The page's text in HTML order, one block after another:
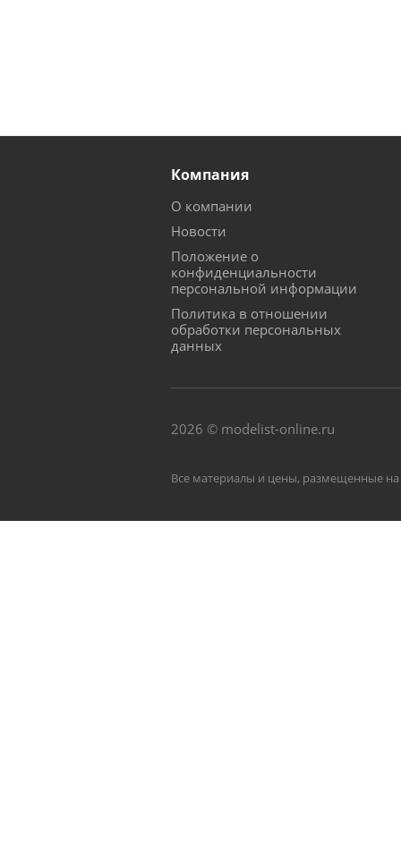
Компания
О компании
Новости
Положение о
конфиденциальности
персональной информации
Политика в отношении
обработки персональных
данных
2026 © modelist-online.ru
Все материалы и цены, размещенные на